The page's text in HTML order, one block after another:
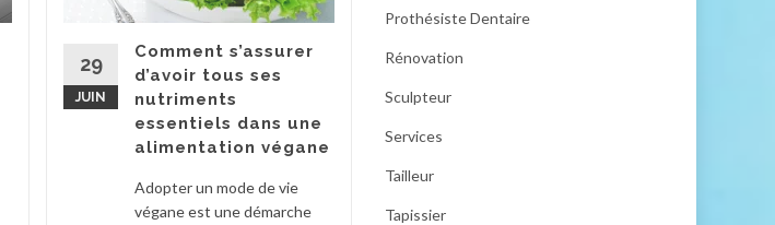
29
JUIN
Comment s’assurer
d’avoir tous ses
nutriments
essentiels dans une
alimentation végane
Adopter un mode de vie
végane est une démarche
nous offre une palette
Prothésiste Dentaire
Rénovation
Sculpteur
Services
Tailleur
Tapissier